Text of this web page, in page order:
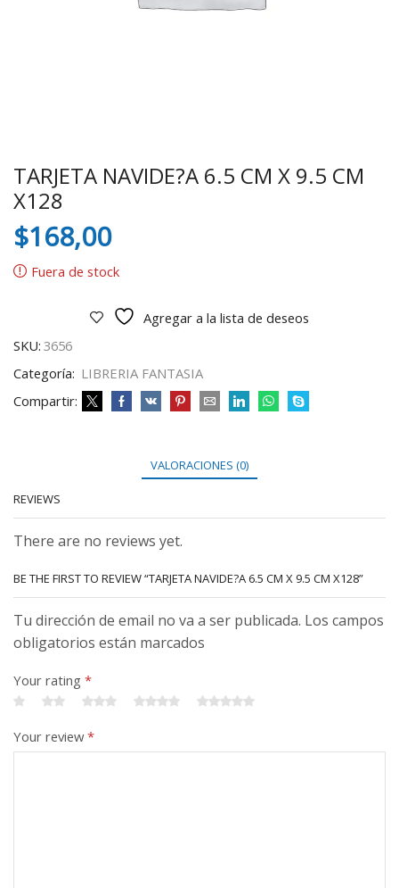
TARJETA NAVIDE?A 6.5 CM X 9.5 CM
X128
$168,00
Fuera de stock
Agregar a la lista de deseos
SKU: 3656
Categoría: LIBRERIA FANTASIA
Compartir:
VALORACIONES (0)
REVIEWS
There are no reviews yet.
BE THE FIRST TO REVIEW “TARJETA NAVIDE?A 6.5 CM X 9.5 CM X128”
Tu dirección de email no va a ser publicada. Los campos
obligatorios están marcados
Your rating *
Your review*